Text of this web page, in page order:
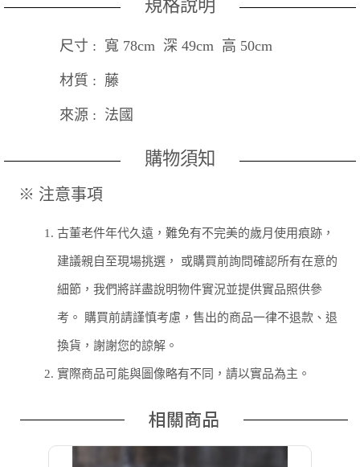
規格說明
尺寸 : 寬 78cm 深 49cm 高 50cm
材質 : 藤
來源 : 法國
購物須知
※ 注意事項
1. 古董老件年代久遠，難免有不完美的歲月使用痕跡，
建議親自至現場挑選， 或購買前詢問確認所有在意的
細節，我們將詳盡說明物件實況並提供實品照供參
考。 購買前請謹慎考慮，售出的商品一律不退款、退
換貨，謝謝您的諒解。
2. 實際商品可能與圖像略有不同，請以實品為主。
相關商品